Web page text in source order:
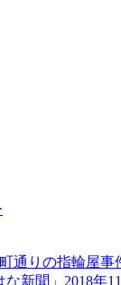
通りの指輪屋事
新聞」2018年